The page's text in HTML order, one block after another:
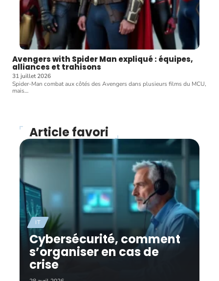
Avengers with Spider Man expliqué : équipes,
alliances et trahisons
31 juillet 2026
Spider-Man combat aux côtés des Avengers dans plusieurs films du MCU,
mais…
Article favori
IT
Cybersécurité, comment
s’organiser en cas de
crise